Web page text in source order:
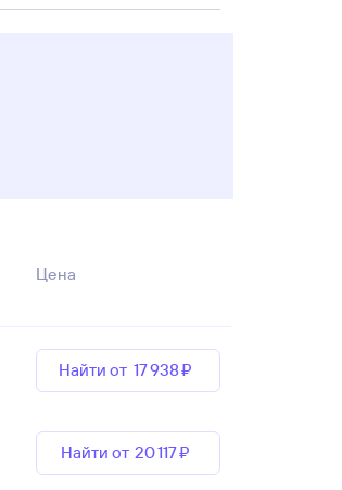
Цена
Найти от 17 ⁠938 ⁠₽
Найти от 20 ⁠117 ⁠₽